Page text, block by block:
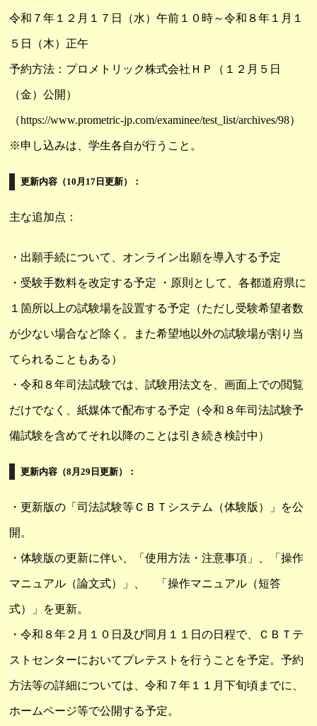
令和７年１２月１７日（水）午前１０時～令和８年１月１
５日（木）正午
予約方法：プロメトリック株式会社ＨＰ（ １２月５日
（金）公開 ）
（https://www.prometric-jp.com/examinee/test_list/archives/98）
※申し込みは、学生各自が行うこと。
更新内容（10月17日更新）：
主な追加点：
・出願手続について、オンライン出願を導入する予定
・受験手数料を改定する予定 ・原則として、各都道府県に
１箇所以上の試験場を設置する予定（ただし受験希望者数
が少ない場合など除く。また希望地以外の試験場が割り当
てられることもある）
・令和８年司法試験では、試験用法文を、画面上での閲覧
だけでなく、紙媒体で配布する予定（令和８年司法試験予
備試験を含めてそれ以降のことは引き続き検討中）
更新内容（8月29日更新）：
・更新版の「司法試験等ＣＢＴシステム（体験版）」を公
開。
・体験版の更新に伴い、「使用方法・注意事項」、「操作
マニュアル（論文式）」、 「操作マニュアル（短答
式）」を更新。
・令和８年２月１０日及び同月１１日の日程で、ＣＢＴテ
ストセンターにおいてプレテストを行うことを予定。予約
方法等の詳細については、令和７年１１月下旬頃までに、
ホームページ等で公開する予定。